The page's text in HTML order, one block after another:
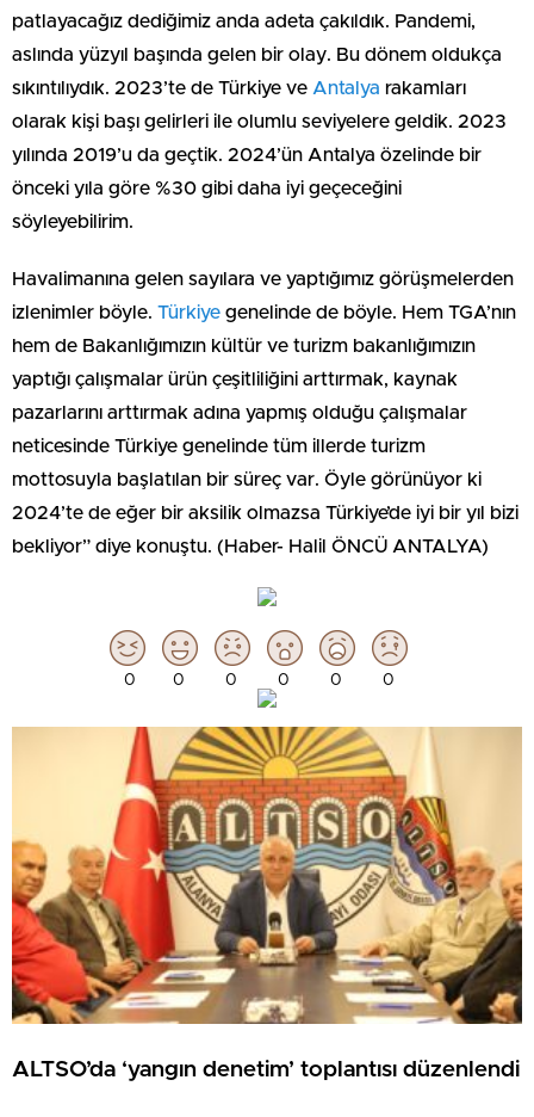
patlayacağız dediğimiz anda adeta çakıldık. Pandemi,
aslında yüzyıl başında gelen bir olay. Bu dönem oldukça
sıkıntılıydık. 2023’te de Türkiye ve Antalya rakamları
olarak kişi başı gelirleri ile olumlu seviyelere geldik. 2023
yılında 2019’u da geçtik. 2024’ün Antalya özelinde bir
önceki yıla göre %30 gibi daha iyi geçeceğini
söyleyebilirim.
Havalimanına gelen sayılara ve yaptığımız görüşmelerden
izlenimler böyle. Türkiye genelinde de böyle. Hem TGA’nın
hem de Bakanlığımızın kültür ve turizm bakanlığımızın
yaptığı çalışmalar ürün çeşitliliğini arttırmak, kaynak
pazarlarını arttırmak adına yapmış olduğu çalışmalar
neticesinde Türkiye genelinde tüm illerde turizm
mottosuyla başlatılan bir süreç var. Öyle görünüyor ki
2024’te de eğer bir aksilik olmazsa Türkiye’de iyi bir yıl bizi
bekliyor” diye konuştu. (Haber- Halil ÖNCÜ ANTALYA)
0 0 0 0 0 0
ALTSO’da ‘yangın denetim’ toplantısı düzenlendi